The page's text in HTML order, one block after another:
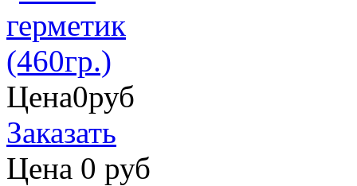
Цена0руб
Заказать
Цена 0 руб